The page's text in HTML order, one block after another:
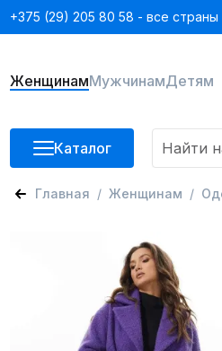
+375 (29) 205 80 58 - все страны
ЖенщинамМужчинамДетям
Каталог
Главная Женщинам